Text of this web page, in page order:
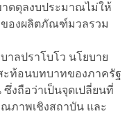
ดดุลงบประมาณไม่ให้
ของผลิตภัณฑ์มวลรวม
าลปราโบโว นโยบาย
ะท้อนบทบาทของภาครัฐ
งถือว่าเป็นจุดเปลี่ยนที่
ภาพเชิงสถาบัน และ